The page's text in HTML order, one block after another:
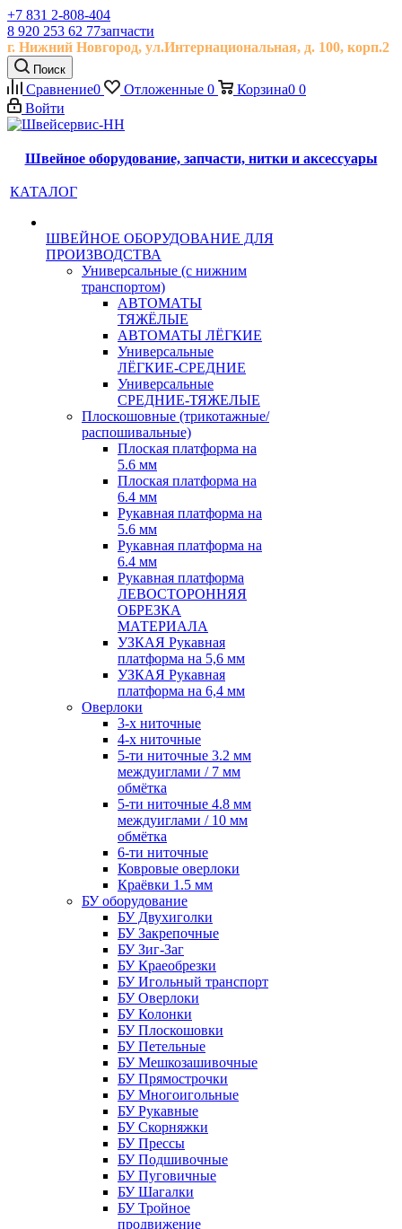
+7 831 2-808-404
8 920 253 62 77запчасти
г. Нижний Новгород, ул.Интернациональная, д. 100, корп.2
Поиск
Сравнение0 Отложенные 0 Корзина0 0
Войти
Швейное оборудование, запчасти, нитки и аксессуары
КАТАЛОГ
ШВЕЙНОЕ ОБОРУДОВАНИЕ ДЛЯ
ПРОИЗВОДСТВА
Универсальные (с нижним
транспортом)
АВТОМАТЫ
ТЯЖЁЛЫЕ
АВТОМАТЫ ЛЁГКИЕ
Универсальные
ЛЁГКИЕ-СРЕДНИЕ
Универсальные
СРЕДНИЕ-ТЯЖЕЛЫЕ
Плоскошовные (трикотажные/
распошивальные)
Плоская платформа на
5.6 мм
Плоская платформа на
6.4 мм
Рукавная платформа на
5.6 мм
Рукавная платформа на
6.4 мм
Рукавная платформа
ЛЕВОСТОРОННЯЯ
ОБРЕЗКА
МАТЕРИАЛА
УЗКАЯ Рукавная
платформа на 5,6 мм
УЗКАЯ Рукавная
платформа на 6,4 мм
Оверлоки
3-х ниточные
4-х ниточные
5-ти ниточные 3.2 мм
междуиглами / 7 мм
обмётка
5-ти ниточные 4.8 мм
междуиглами / 10 мм
обмётка
6-ти ниточные
Ковровые оверлоки
Краёвки 1.5 мм
БУ оборудование
БУ Двухиголки
БУ Закрепочные
БУ Зиг-Заг
БУ Краеобрезки
БУ Игольный транспорт
БУ Оверлоки
БУ Колонки
БУ Плоскошовки
БУ Петельные
БУ Мешкозашивочные
БУ Прямострочки
БУ Многоигольные
БУ Рукавные
БУ Скорняжки
БУ Прессы
БУ Подшивочные
БУ Пуговичные
БУ Шагалки
БУ Тройное
продвижение